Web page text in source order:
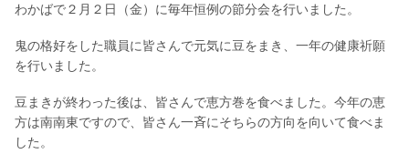
わかばで２月２日（金）に毎年恒例の節分会を行いました。
鬼の格好をした職員に皆さんで元気に豆をまき、一年の健康祈願
を行いました。
豆まきが終わった後は、皆さんで恵方巻を食べました。今年の恵
方は南南東ですので、皆さん一斉にそちらの方向を向いて食べま
した。